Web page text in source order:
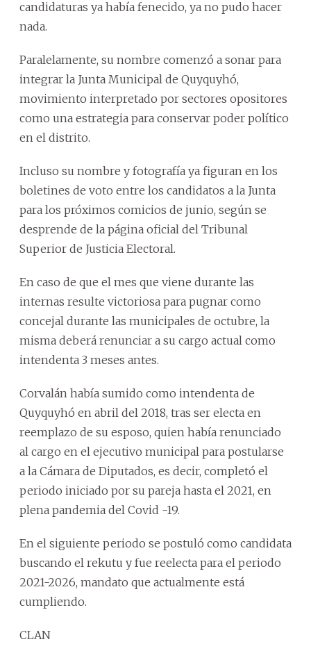
candidaturas ya había fenecido, ya no pudo hacer
nada.
Paralelamente, su nombre comenzó a sonar para
integrar la Junta Municipal de Quyquyhó,
movimiento interpretado por sectores opositores
como una estrategia para conservar poder político
en el distrito.
Incluso su nombre y fotografía ya figuran en los
boletines de voto entre los candidatos a la Junta
para los próximos comicios de junio, según se
desprende de la página oficial del Tribunal
Superior de Justicia Electoral.
En caso de que el mes que viene durante las
internas resulte victoriosa para pugnar como
concejal durante las municipales de octubre, la
misma deberá renunciar a su cargo actual como
intendenta 3 meses antes.
Corvalán había sumido como intendenta de
Quyquyhó en abril del 2018, tras ser electa en
reemplazo de su esposo, quien había renunciado
al cargo en el ejecutivo municipal para postularse
a la Cámara de Diputados, es decir, completó el
periodo iniciado por su pareja hasta el 2021, en
plena pandemia del Covid -19.
En el siguiente periodo se postuló como candidata
buscando el rekutu y fue reelecta para el periodo
2021-2026, mandato que actualmente está
cumpliendo.
CLAN